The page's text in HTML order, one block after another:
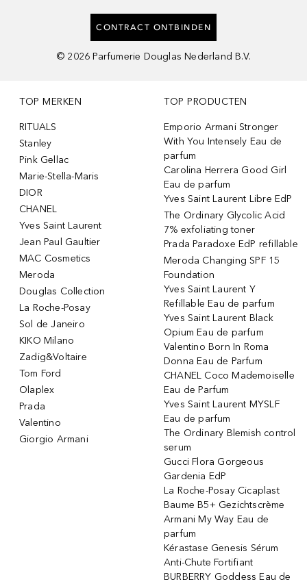
CONTRACT ONTBINDEN
© 2026 Parfumerie Douglas Nederland B.V.
TOP MERKEN
RITUALS
Stanley
Pink Gellac
Marie-Stella-Maris
DIOR
CHANEL
Yves Saint Laurent
Jean Paul Gaultier
MAC Cosmetics
Meroda
Douglas Collection
La Roche-Posay
Sol de Janeiro
KIKO Milano
Zadig&Voltaire
Tom Ford
Olaplex
Prada
Valentino
Giorgio Armani
TOP PRODUCTEN
Emporio Armani Stronger
With You Intensely Eau de
parfum
Carolina Herrera Good Girl
Eau de parfum
Yves Saint Laurent Libre EdP
The Ordinary Glycolic Acid
7% exfoliating toner
Prada Paradoxe EdP refillable
Meroda Changing SPF 15
Foundation
Yves Saint Laurent Y
Refillable Eau de parfum
Yves Saint Laurent Black
Opium Eau de parfum
Valentino Born In Roma
Donna Eau de Parfum
CHANEL Coco Mademoiselle
Eau de Parfum
Yves Saint Laurent MYSLF
Eau de parfum
The Ordinary Blemish control
serum
Gucci Flora Gorgeous
Gardenia EdP
La Roche-Posay Cicaplast
Baume B5+ Gezichtscrème
Armani My Way Eau de
parfum
Kérastase Genesis Sérum
Anti-Chute Fortifiant
BURBERRY Goddess Eau de